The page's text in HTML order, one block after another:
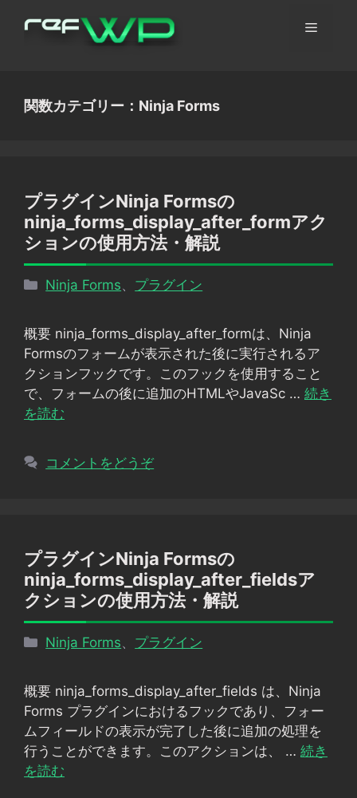
メ
関数カテゴリー：Ninja Forms
プラグインNinja Formsの
ninja_forms_display_after_formアク
ションの使用方法・解説
カ
リ
ー
Ninja Forms プラグイン
概要 ninja_forms_display_after_formは、Ninja
Formsのフォームが表示された後に実行されるア
クションフックです。このフックを使用すること
で、フォームの後に追加のHTMLやJavaSc … 続き
を読む
コメントをどうぞ
プラグインNinja Formsの
ninja_forms_display_after_fieldsア
クションの使用方法・解説
カ
リ
ー
Ninja Forms プラグイン
概要 ninja_forms_display_after_fields は、Ninja
Forms プラグインにおけるフックであり、フォー
ムフィールドの表示が完了した後に追加の処理を
行うことができます。このアクションは、 … 続き
を読む